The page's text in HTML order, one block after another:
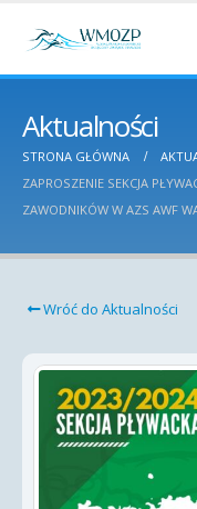
Aktualności
STRONA GŁÓWNA
ZAPROSZENIE SEKCJA
ZAWODNIKÓW W AZS AWF
Wróć do Aktualności